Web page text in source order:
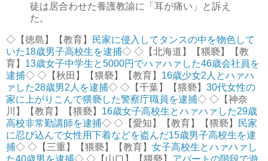
徒は居合わせた養護教諭に「耳が痛い」と訴え
た。
◇【徳島】【教育】
民家に侵入してタンスの中を物色して
いた18歳男子高校生を逮捕◇ ◇【北海道】【猥褻】【教
育】 13歳女子中学生と5000円でハァハァした46歳会社員を
逮捕◇ ◇【秋田】【猥褻】【教育】 16歳少女2人とハァハ
ァした28歳男2人を逮捕◇ ◇【千葉】【猥褻】 30代女性の
家に上がりこんで猥褻した警察庁職員を逮捕◇ ◇【神奈
川】【教育】【猥褻】 16歳女子高校生とハァハァした29歳
高校非常勤講師を逮捕◇ ◇【愛知】【教育】【猥褻】
民家
に忍び込んで女性用下着などを盗んだ15歳男子高校生を逮
捕◇ ◇【三重】【猥褻】【教育】 女子高校生とハァハァし
た40歳男を逮捕◇ ◇【山口】【猥褻】 アパートの階段で遊